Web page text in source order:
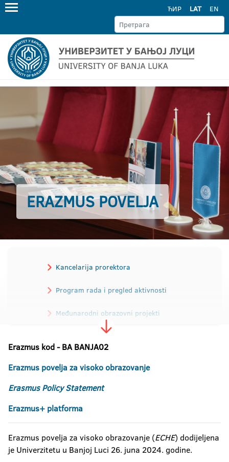
ЋИР LAT EN
ERAZMUS POVELJA
Kancelarija prorektora
Program rada i pregled aktivnosti
Međunarodni obrazovni projekti
Strategija internacionalizacije
Razmjena studenata i osoblja
Erazmus povelja
Erazmus kod- BA BANJA02
Erazmus povelja za visoko obrazovanje
Erasmus Policy Statement
Erazmus+ platforma
Erazmus povelja za visoko obrazovanje (ECHE) dodijeljena
je Univerzitetu u Banjoj Luci 26. juna 2024. godine.